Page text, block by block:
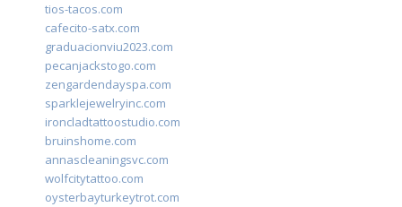
tios-tacos.com
cafecito-satx.com
graduacionviu2023.com
pecanjackstogo.com
zengardendayspa.com
sparklejewelryinc.com
ironcladtattoostudio.com
bruinshome.com
annascleaningsvc.com
wolfcitytattoo.com
oysterbayturkeytrot.com